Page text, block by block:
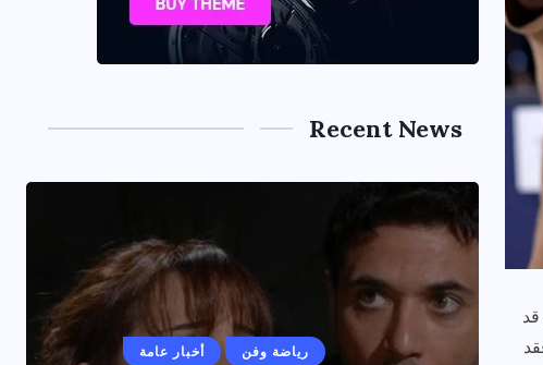
Recent News
أخبار عامة رياضة وفن